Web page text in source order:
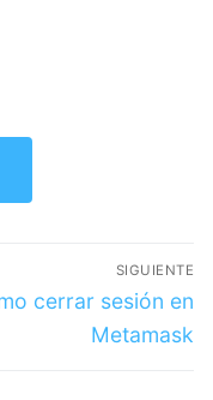
SIGUIENTE
cerrar sesión en
Metamask